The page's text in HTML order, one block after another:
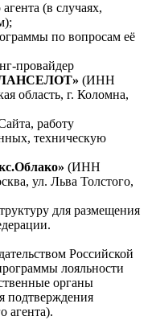
(в случаях,
по вопросам её
провайдер
(ИНН
область, г. Коломна,
работу
техническую
(ИНН
ул. Льва Толстого,
для размещения
Российской
лояльности
органы
подтверждения
агента).